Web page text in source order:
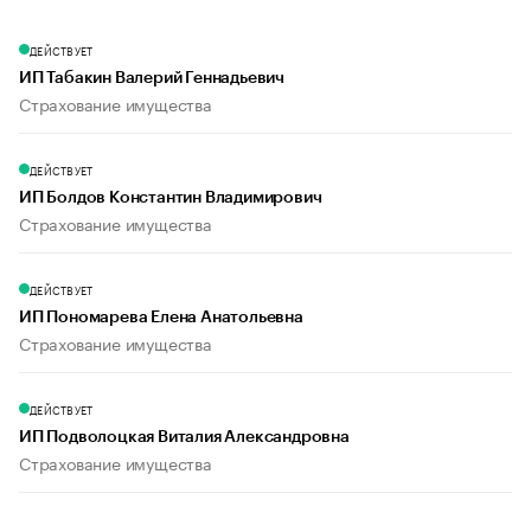
ДЕЙСТВУЕТ
ИП Табакин Валерий Геннадьевич
Страхование имущества
ДЕЙСТВУЕТ
ИП Болдов Константин Владимирович
Страхование имущества
ДЕЙСТВУЕТ
ИП Пономарева Елена Анатольевна
Страхование имущества
ДЕЙСТВУЕТ
ИП Подволоцкая Виталия Александровна
Страхование имущества